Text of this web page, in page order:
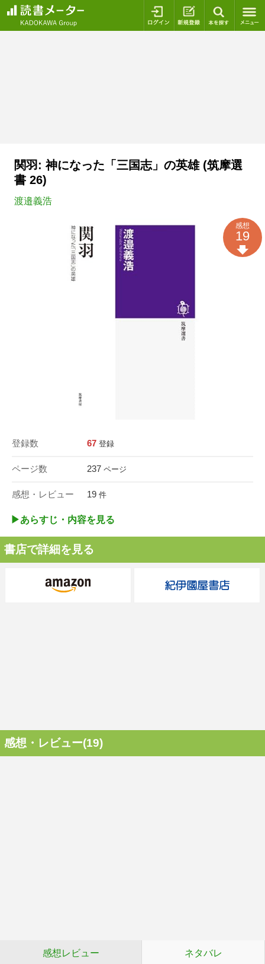
ログイン 新規登録
関羽: 神になった「三国志」の英雄 (筑摩選
書 26)
渡邉義浩
登録数 67 登録
ページ数 237 ページ
感想・レビュー 19 件
感想
19
▶︎あらすじ・内容を見る
書店で詳細を見る
感想・レビュー(19)
感想レビュー ネタバレ